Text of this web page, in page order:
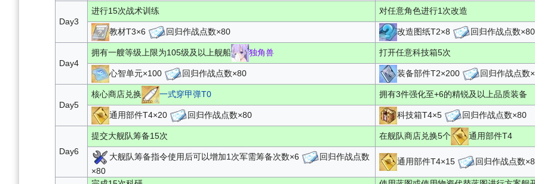
Day3
进行15次战术训练 对任意角色进行1次改造
教材T3×6 回归作战点数×80 改造图纸T2×8 回归作战点数×80
Day4
拥有一艘等级上限为105级及以上舰船 独角兽 打开任意科技箱5次
心智单元×100 回归作战点数×80 装备部件T2×200 回归作战点数
Day5
核心商店兑换 一式穿甲弹T0 拥有3件强化至+6的精锐及以上品质装备
通用部件T4×20 回归作战点数×80 科技箱T4×5 回归作战点数×80
Day6
提交大舰队筹备15次 在舰队商店兑换5个 通用部件T4
大舰队筹备指令使用后可以增加1次军需筹备次数×6
回归作战点数
×80
通用部件T4×15 回归作战点数